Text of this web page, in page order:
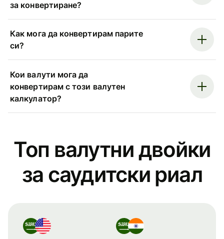
за конвертиране?
Как мога да конвертирам парите
си?
Кои валути мога да
конвертирам с този валутен
калкулатор?
Топ валутни двойки
за саудитски риал